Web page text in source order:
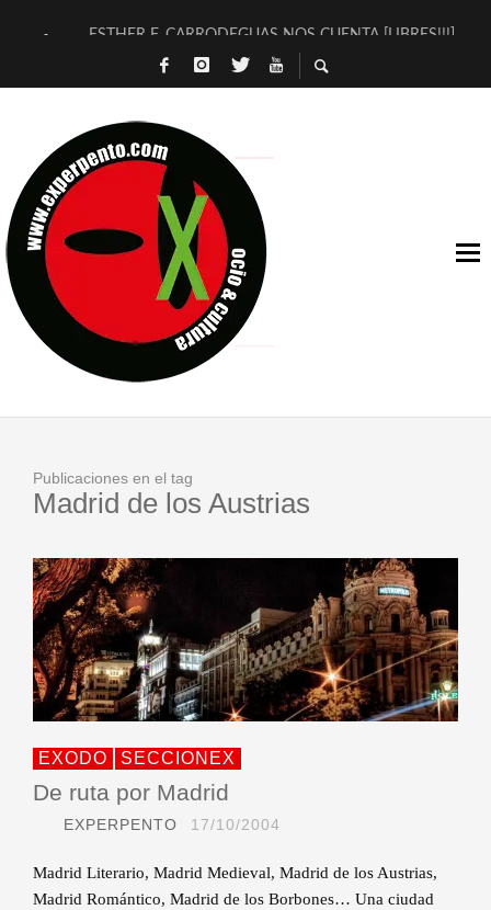
ESTHER F. CARRODEGUAS NOS CUENTA [LIBRES!!!]
[TERRA DE GUAPES] DE SANDRA MONFORT
TIMBRE 4, LA ESCUELA DEL DIRECTOR TEATRAL CLAUDIO
30 AÑOS (NO ES NADA) DE LA KATARSIS DEL TOMATAZO
MILITARES JUDÍAS EN #EXVITA
D’BALDOMEROS REINVENTAN [BITÁCORA 3.0] EN EXVITA
MARSHALL FLASH PRESENTA EN EXVITA [RELATIVA
JOFRE BARDAGÍ EN EXVITA INTERPRETANDO A SERRAT
Publicaciones en el tag
Madrid de los Austrias
EXODO SECCIONEX
De ruta por Madrid
EXPERPENTO 17/10/2004
Madrid Literario, Madrid Medieval, Madrid de los Austrias,
Madrid Romántico, Madrid de los Borbones… Una ciudad